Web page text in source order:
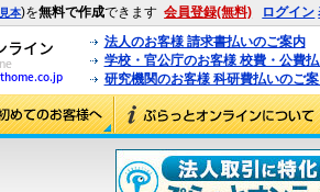
見本)を無料で作成できます 会員登録(無料) ログイン
法人のお客様 請求書払いのご案内
学校・官公庁のお客様 校費・公費
研究機関のお客様 科研費払いのご